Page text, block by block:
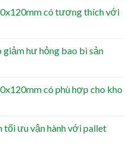
có tương thích với
hư hỏng bao bì sản
có phù hợp cho kho
tối ưu vận hành với pallet